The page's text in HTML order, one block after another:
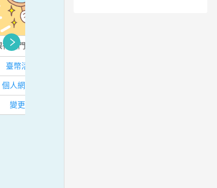
行熱門查詢
臺幣活期性存款查詢
個人網路銀行申請方式
變更聯絡資料方式